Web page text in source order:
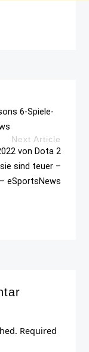
6-Spiele-
Next Article
von Dota 2
sind teuer –
eSportsNews
Required